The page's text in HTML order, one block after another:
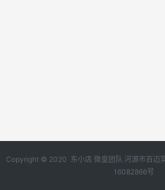
Copyright © 2020 东小店 微皇团队 河源市百迈
16082866号